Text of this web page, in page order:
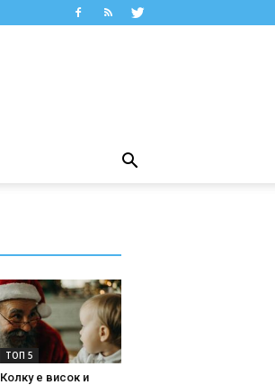
ТОП 5
Колку е висок и